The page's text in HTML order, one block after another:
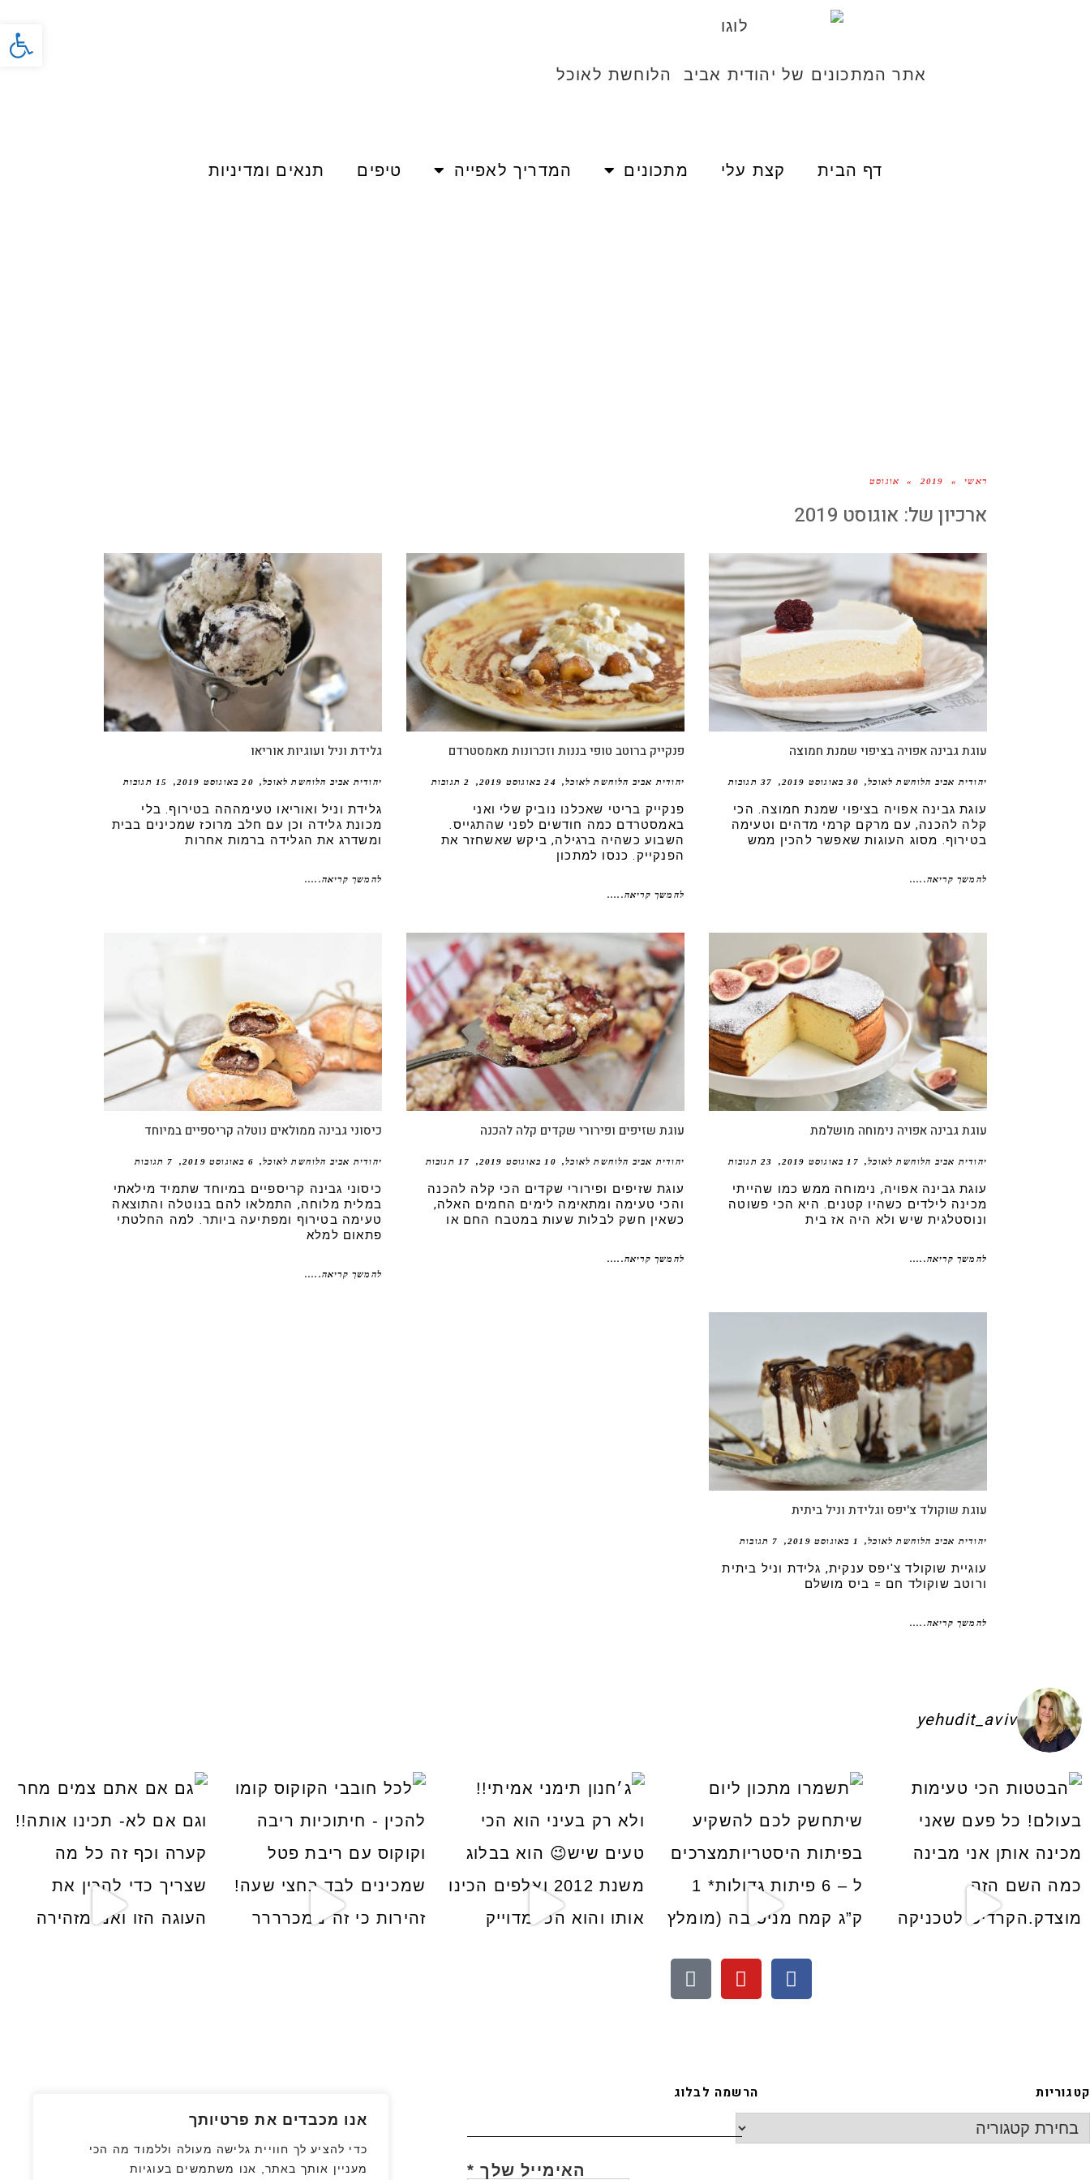
פתח
אנו מכבדים את פרטיותך
כדי להציע לך חוויית גלישה מעולה וללמוד מה הכי
מעניין אותך באתר, אנו משתמשים בעוגיות
אתר המתכונים של יהודית אביב הלוחשת לאוכל
דף הבית קצת עלי מתכונים המדריך לאפייה טיפים תנאים ומדיניות
ראשי »
2019
» אוגוסט
ארכיון של: אוגוסט 2019
עוגת גבינה אפויה בציפוי שמנת חמוצה
יהודית אביב הלוחשת לאוכל 30 באוגוסט 2019 37 תגובות
עוגת גבינה אפויה בציפוי שמנת חמוצה. הכי
קלה להכנה, עם מרקם קרמי מדהים וטעימה
בטירוף. מסוג העוגות שאפשר להכין ממש
להמשך קריאה.....
פנקייק ברוטב טופי בננות וזכרונות מאמסטרדם
יהודית אביב הלוחשת לאוכל 24 באוגוסט 2019 2 תגובות
פנקייק בריטי שאכלנו נוביק שלי ואני
באמסטרדם כמה חודשים לפני שהתגייס.
השבוע כשהיה ברגילה, ביקש שאשחזר את
הפנקייק. כנסו למתכון
להמשך קריאה.....
גלידת וניל ועוגיות אוריאו
יהודית אביב הלוחשת לאוכל 20 באוגוסט 2019 15 תגובות
גלידת וניל ואוריאו טעימההה בטירוף. בלי
מכונת גלידה וכן עם חלב מרוכז שמכינים בבית
ומשדרג את הגלידה ברמות אחרות
להמשך קריאה.....
עוגת גבינה אפויה נימוחה מושלמת
יהודית אביב הלוחשת לאוכל 17 באוגוסט 2019 23 תגובות
עוגת גבינה אפויה, נימוחה ממש כמו שהייתי
מכינה לילדים כשהיו קטנים. היא הכי פשוטה
ונוסטלגית שיש ולא היה אז בית
להמשך קריאה.....
עוגת שזיפים ופירורי שקדים קלה להכנה
יהודית אביב הלוחשת לאוכל 10 באוגוסט 2019 17 תגובות
עוגת שזיפים ופירורי שקדים הכי קלה להכנה
והכי טעימה ומתאימה לימים החמים האלה,
כשאין חשק לבלות שעות במטבח החם או
להמשך קריאה.....
כיסוני גבינה ממולאים נוטלה קריספיים במיוחד
יהודית אביב הלוחשת לאוכל 6 באוגוסט 2019 7 תגובות
כיסוני גבינה קריספיים במיוחד שתמיד מילאתי
במלית מלוחה, התמלאו להם בנוטלה והתוצאה
טעימה בטירוף ומפתיעה ביותר. למה החלטתי
פתאום למלא
להמשך קריאה.....
עוגת שוקולד צ'יפס וגלידת וניל ביתית
יהודית אביב הלוחשת לאוכל 1 באוגוסט 2019 7 תגובות
עוגיית שוקולד צ'יפס ענקית, גלידת וניל ביתית
ורוטב שוקולד חם = ביס מושלם
להמשך קריאה.....
yehudit_aviv
להשקיע בפיתות היסטריות
ג׳חנון תימני אמיתי!! ולא רק בעיני הוא הכי טעים שישלכל חובבי הקוקוס קומו להכין - חיתוכיות ריבה וקוקוס
גם אם אתם צמים מחר וגם אם לא- תכינו אותה!! קערה וכ
קטגוריות הרשמה לבלוג
האימייל שלך *